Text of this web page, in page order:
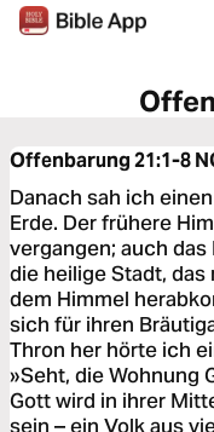
Offenbarung 21:1-8
Danach sah ich
Erde. Der frühere
vergangen; auch
die heilige Stadt,
dem Himmel
sich für ihren
Thron her hörte ich
»Seht, die Wohnung
Gott wird in ihrer
sein – ein Volk aus